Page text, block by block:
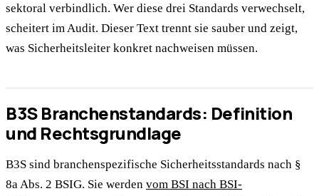
sektoral verbindlich. Wer diese drei Standards verwechselt,
scheitert im Audit. Dieser Text trennt sie sauber und zeigt,
was Sicherheitsleiter konkret nachweisen müssen.
B3S Branchenstandards: Definition
und Rechtsgrundlage
B3S sind branchenspezifische Sicherheitsstandards nach §
8a Abs. 2 BSIG. Sie werden vom BSI nach BSI-